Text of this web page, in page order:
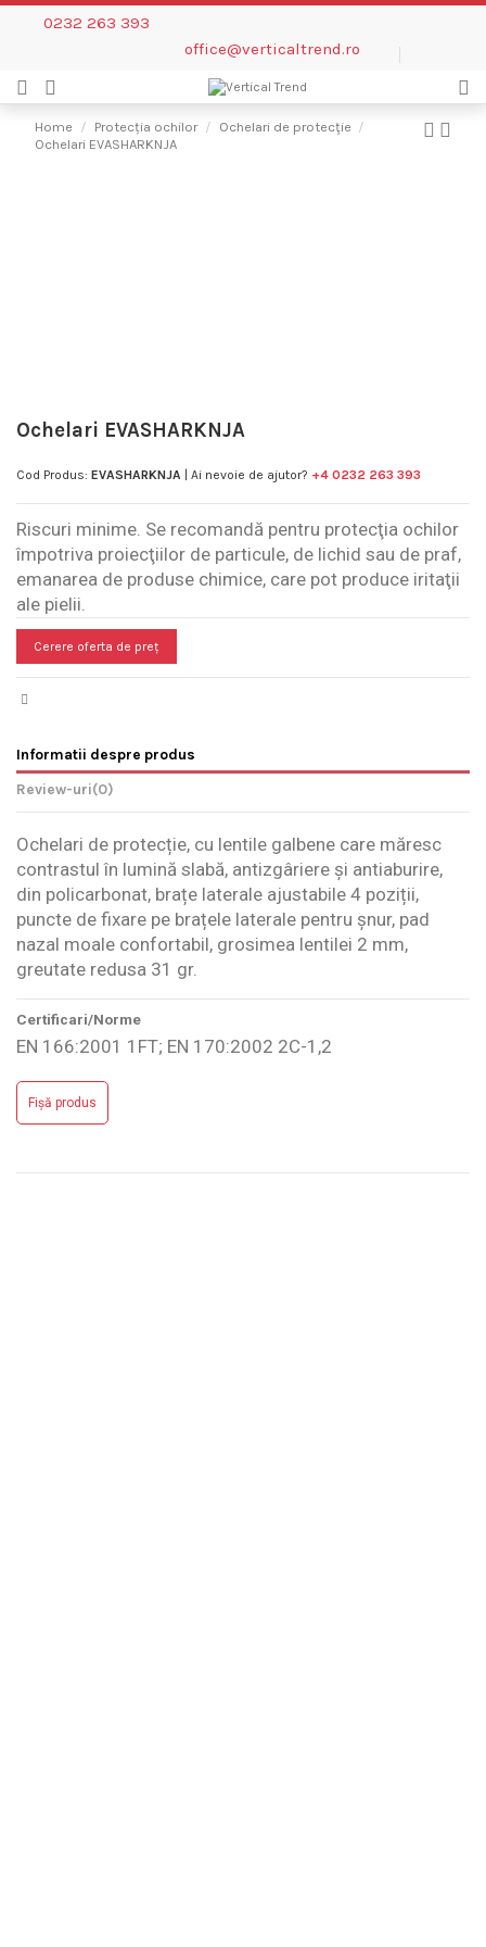
0232 263 393
office@verticaltrend.ro
Home Protecția ochilor
Ochelari de protecţie
Ochelari EVASHARKNJA
Ochelari EVASHARKNJA
Cod Produs: EVASHARKNJA | Ai nevoie de ajutor? +4 0232 263 393
Riscuri minime. Se recomandă pentru protecţia ochilor
împotriva proiecţiilor de particule, de lichid sau de praf,
emanarea de produse chimice, care pot produce iritaţii
ale pielii.
Cerere oferta de preț
Informatii despre produs
Review-uri(0)
Ochelari de protecție, cu lentile galbene care măresc
contrastul în lumină slabă, antizgâriere și antiaburire,
din policarbonat, brațe laterale ajustabile 4 poziții,
puncte de fixare pe brațele laterale pentru șnur, pad
nazal moale confortabil, grosimea lentilei 2 mm,
greutate redusa 31 gr.
Certificari/Norme
EN 166:2001 1FT; EN 170:2002 2C-1,2
Fișă produs